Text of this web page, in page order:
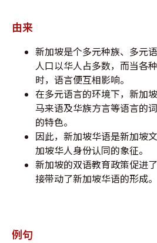
由来
新加坡是个多元种族、多元
人口以华人占多数，而当各
时，语言便互相影响。
在多元语言的环境下，新加
马来语及华族方言等语言的
的特色。
因此，新加坡华语是新加坡
加坡华人身份认同的象征。
新加坡的双语教育政策促进
接带动了新加坡华语的形成。
例句